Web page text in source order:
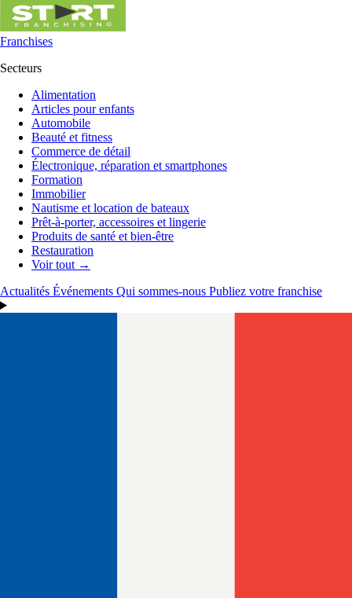
Franchises
Secteurs
Alimentation
Articles pour enfants
Automobile
Beauté et fitness
Commerce de détail
Électronique, réparation et smartphones
Formation
Immobilier
Nautisme et location de bateaux
Prêt-à-porter, accessoires et lingerie
Produits de santé et bien-être
Restauration
Voir tout →
Actualités Événements Qui sommes-nous Publiez votre franchise